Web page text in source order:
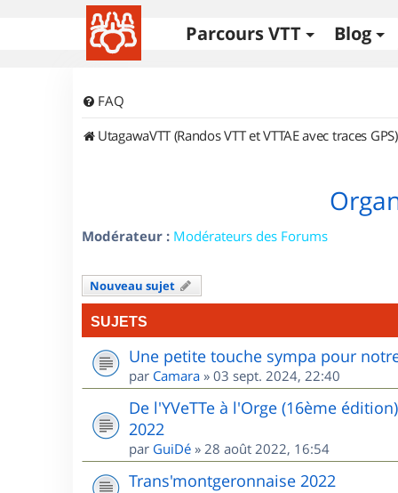
Parcours VTT Blog
FAQ
UtagawaVTT (Randos VTT et VTTAE avec traces GPS)
Modérateur : Modérateurs des Forums
Nouveau sujet
SUJETS
Une petite touche sympa pour
par Camara » 03 sept. 2024, 22:40
De l'YVeTTe à l'Orge (16ème
2022
par GuiDé » 28 août 2022, 16:54
Trans'montgeronnaise 2022